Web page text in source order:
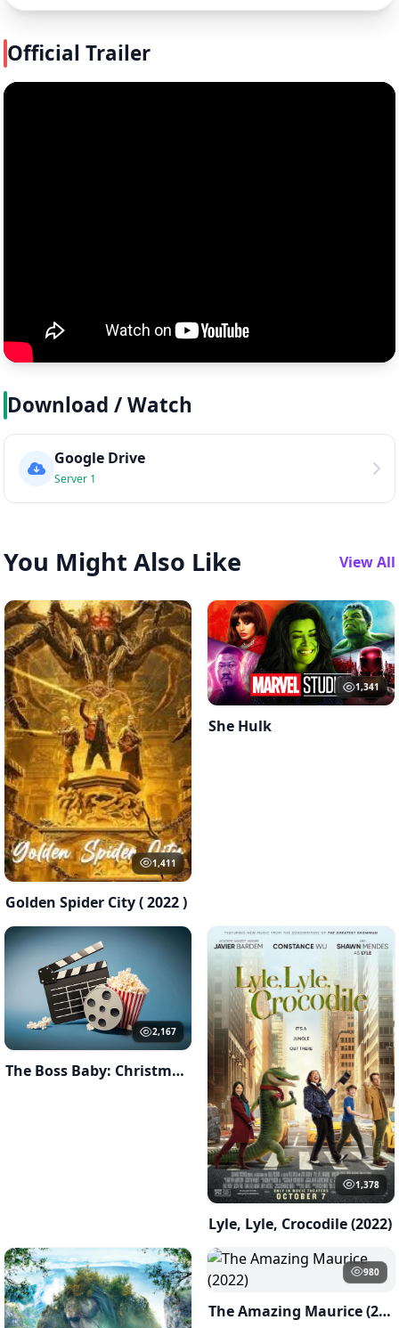
Official Trailer
Download / Watch
Google Drive
Server 1
You Might Also Like View All
1,411
Golden Spider City ( 2022 )
1,341
She Hulk
2,167
The Boss Baby: Christmas Bonus (2022)
1,378
Lyle, Lyle, Crocodile (2022)
980
The Amazing Maurice (2022)